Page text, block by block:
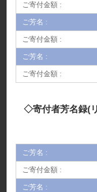
◇寄付者芳名録(